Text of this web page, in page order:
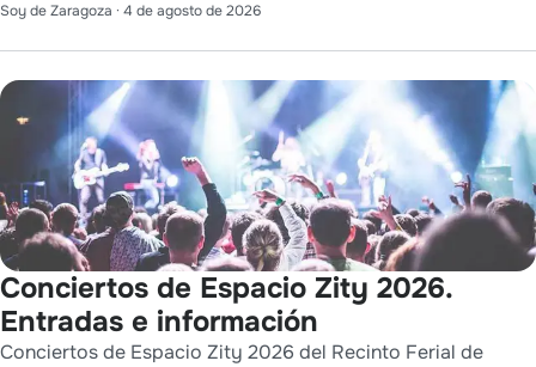
Soy de Zaragoza · 4 de agosto de 2026
Conciertos de Espacio Zity 2026.
Entradas e información
Conciertos de Espacio Zity 2026 del Recinto Ferial de